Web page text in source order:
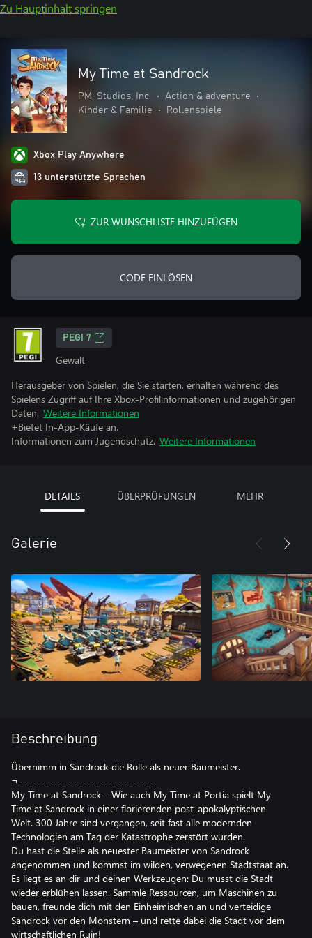
Zu Hauptinhalt springen
My Time at Sandrock
PM-Studios, Inc. • Action & adventure
•
Kinder & Familie
• Rollenspiele
Xbox Play Anywhere
13 unterstützte Sprachen
ZUR WUNSCHLISTE HINZUFÜGEN
CODE EINLÖSEN
PEGI 7
Gewalt
Herausgeber von Spielen, die Sie starten, erhalten während des
Spielens Zugriff auf Ihre Xbox-Profilinformationen und zugehörigen
Daten. Weitere Informationen
+Bietet In-App-Käufe an.
Informationen zum Jugendschutz. Weitere Informationen
DETAILS ÜBERPRÜFUNGEN MEHR
Galerie
Beschreibung
Übernimm in Sandrock die Rolle als neuer Baumeister.
¬---------------------------------
My Time at Sandrock – Wie auch My Time at Portia spielt My
Time at Sandrock in einer florierenden post-apokalyptischen
Welt. 300 Jahre sind vergangen, seit fast alle modernden
Technologien am Tag der Katastrophe zerstört wurden.
Du hast die Stelle als neuester Baumeister von Sandrock
angenommen und kommst im wilden, verwegenen Stadtstaat an.
Es liegt es an dir und deinen Werkzeugen: Du musst die Stadt
wieder erblühen lassen. Sammle Ressourcen, um Maschinen zu
bauen, freunde dich mit den Einheimischen an und verteidige
Sandrock vor den Monstern – und rette dabei die Stadt vor dem
wirtschaftlichen Ruin!